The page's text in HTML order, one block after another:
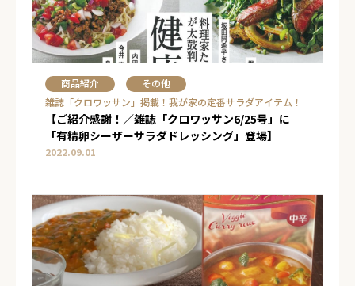
商品紹介 その他
雑誌「クロワッサン」掲載！我が家の定番サラダアイテム！
【ご紹介感謝！／雑誌「クロワッサン6/25号」に
「有精卵シーザーサラダドレッシング」登場】
2022.09.01